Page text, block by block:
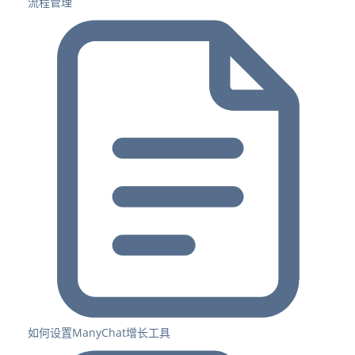
如何设置ManyChat增长工具